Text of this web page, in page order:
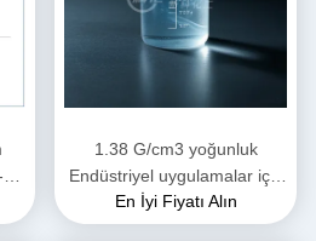
1.38 G/cm3 yoğunluk
Endüstriyel uygulamalar için
10 - 100 CP viskozlukta
kokusuz sodyum silikat sıvısı
En İyi Fiyatı Alın